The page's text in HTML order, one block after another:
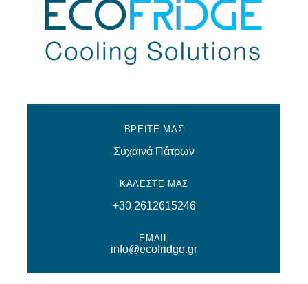
ΒΡΕΙΤΕ ΜΑΣ
Συχαινά Πάτρων
ΚΑΛΕΣΤΕ ΜΑΣ
+30 2612615246
EMAIL
info@ecofridge.gr